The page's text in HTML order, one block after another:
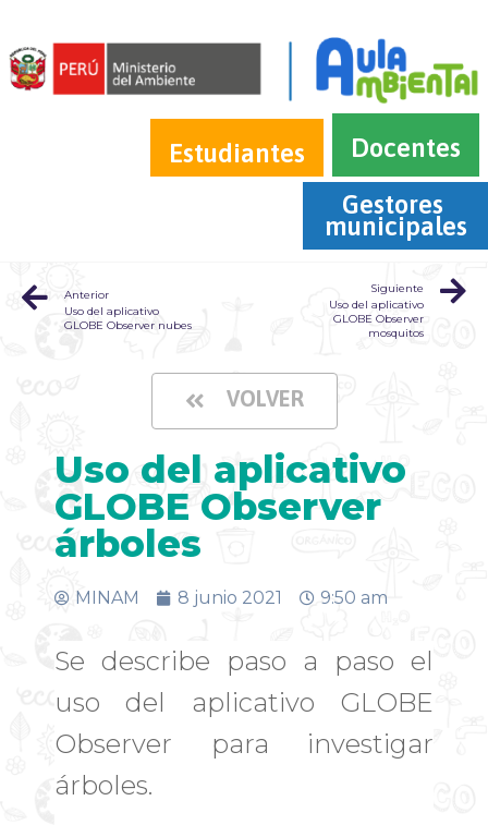
Estudiantes
Docentes
Gestores
municipales
Anterior
Uso del aplicativo
GLOBE Observer nubes
Siguiente
Uso del aplicativo
GLOBE Observer
mosquitos
VOLVER
Uso del aplicativo
GLOBE Observer
árboles
MINAM 8 junio 2021 9:50 am
Se describe paso a paso el
uso del aplicativo GLOBE
Observer para investigar
árboles.